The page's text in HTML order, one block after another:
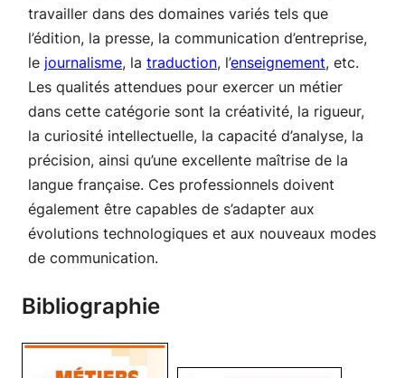
travailler dans des domaines variés tels que
l’édition, la presse, la communication d’entreprise,
le journalisme, latraduction, l’enseignement, etc.
Les qualités attendues pour exercer un métier
dans cette catégorie sont la créativité, la rigueur,
la curiosité intellectuelle, la capacité d’analyse, la
précision, ainsi qu’une excellente maîtrise de la
langue française. Ces professionnels doivent
également être capables de s’adapter aux
évolutions technologiques et aux nouveaux modes
de communication.
Bibliographie